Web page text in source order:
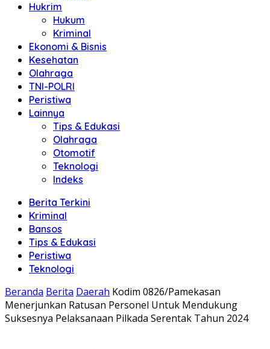
Hukrim
Hukum
Kriminal
Ekonomi & Bisnis
Kesehatan
Olahraga
TNI-POLRI
Peristiwa
Lainnya
Tips & Edukasi
Olahraga
Otomotif
Teknologi
Indeks
Berita Terkini
Kriminal
Bansos
Tips & Edukasi
Peristiwa
Teknologi
Beranda Berita Daerah Kodim 0826/Pamekasan
Menerjunkan Ratusan Personel Untuk Mendukung
Suksesnya Pelaksanaan Pilkada Serentak Tahun 2024